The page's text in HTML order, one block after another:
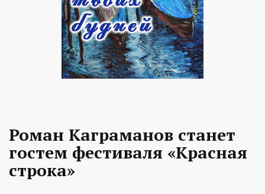
Роман Каграманов станет
гостем фестиваля «Красная
строка»